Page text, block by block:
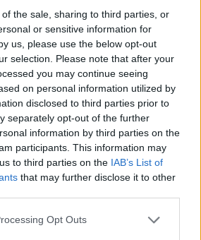
the sale, sharing to third parties, or
or sensitive information for
us, please use the below opt-out
selection. Please note that after your
you may continue seeing
on personal information utilized by
disclosed to third parties prior to
separately opt-out of the further
information by third parties on the
participants. This information may
to third parties on the IAB’s List of
that may further disclose it to other
Opt Outs
durante mucho tiempo.